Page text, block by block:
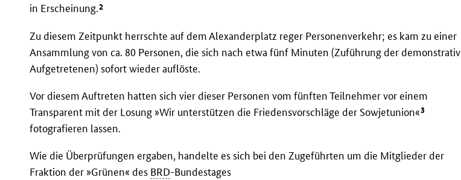
in Erscheinung.2
Zu diesem Zeitpunkt herrschte auf dem Alexanderplatz reger Personenverkehr; es kam zu einer
Ansammlung von ca. 80 Personen, die sich nach etwa fünf Minuten (Zuführung der demonstrativ
Aufgetretenen) sofort wieder auflöste.
Vor diesem Auftreten hatten sich vier dieser Personen vom fünften Teilnehmer vor einem
Transparent mit der Losung »Wir unterstützen die Friedensvorschläge der Sowjetunion«3
fotografieren lassen.
Wie die Überprüfungen ergaben, handelte es sich bei den Zugeführten um die Mitglieder der
Fraktion der »Grünen« des BRD-Bundestages